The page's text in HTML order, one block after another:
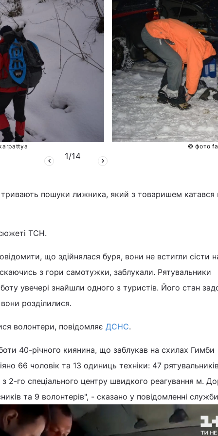
© фото
1/14
тривають пошуки лижника, який з товаришем катався
ТСН.
що здійнялася буря, вони не встигли сісти
з гори самотужки, заблукали. Рятувальники
увечері знайшли одного з туристів. Його стан
розділилися.
волонтери, повідомляє ДСНС.
40-річного киянина, що заблукав на схилах Гимби
66 чоловік та 13 одиниць техніки: 47
2-го спеціального центру швидкого реагування м.
та 9 волонтерів", - сказано у повідомленні